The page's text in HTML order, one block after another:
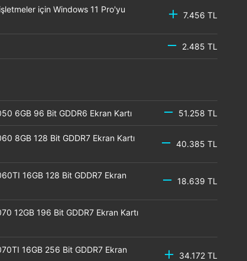
için Windows 11 Pro'yu
7.456 TL
2.485 TL
6GB 96 Bit GDDR6 Ekran Kartı 51.258 TL
8GB 128 Bit GDDR7 Ekran Kartı
40.385 TL
16GB 128 Bit GDDR7 Ekran
18.639 TL
12GB 196 Bit GDDR7 Ekran Kartı
16GB 256 Bit GDDR7 Ekran
34.172 TL